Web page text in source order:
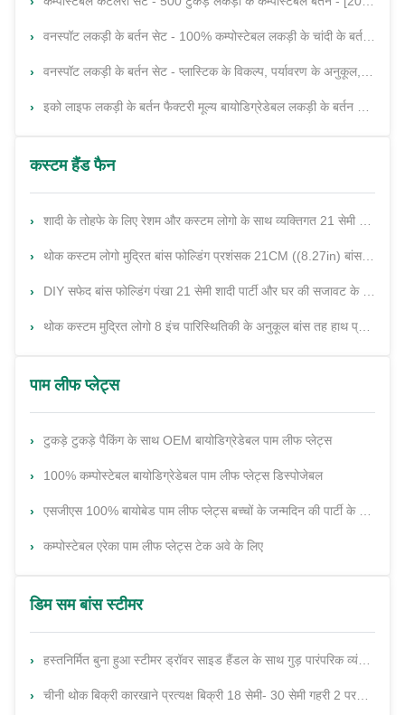
वनस्पॉट लकड़ी के बर्तन सेट - 100% कम्पोस्टेबल लकड़ी के चांदी के बर्तन 360 टुकड़े [120 कांटे, 120 चम्मच, 120 चाकू] - पुनः प्रयोज्य पार्टी बर्तन - लकड़ी के वनस्पॉट बर्तन - वनस्पॉट कांटे और चम्मच
वनस्पॉट लकड़ी के बर्तन सेट - प्लास्टिक के विकल्प, पर्यावरण के अनुकूल, जैवविघटनीय, कंपोस्टेबल बर्तन सेट - 50 लकड़ी के चम्मच, 50 लकड़ी के चाकू और 50 लकड़ी के कांटे वनस्पॉट बर्तन सेट
इको लाइफ लकड़ी के बर्तन फैक्टरी मूल्य बायोडिग्रेडेबल लकड़ी के बर्तन सेट रसोई लकड़ी के यात्रा बर्तन सेट
कस्टम हैंड फैन
शादी के तोहफे के लिए रेशम और कस्टम लोगो के साथ व्यक्तिगत 21 सेमी बांस फोल्डिंग हैंड फैन
थोक कस्टम लोगो मुद्रित बांस फोल्डिंग प्रशंसक 21CM ((8.27in) बांस और रेशम सामग्री के साथ हैंड क्रैंक प्रशंसक
DIY सफेद बांस फोल्डिंग पंखा 21 सेमी शादी पार्टी और घर की सजावट के लिए हाथ का पंखा
थोक कस्टम मुद्रित लोगो 8 इंच पारिस्थितिकी के अनुकूल बांस तह हाथ प्रशंसक शादी के लिए
पाम लीफ प्लेट्स
टुकड़े टुकड़े पैकिंग के साथ OEM बायोडिग्रेडेबल पाम लीफ प्लेट्स
100% कम्पोस्टेबल बायोडिग्रेडेबल पाम लीफ प्लेट्स डिस्पोजेबल
एसजीएस 100% बायोबेड पाम लीफ प्लेट्स बच्चों के जन्मदिन की पार्टी के लिए डिस्पोजेबल
कम्पोस्टेबल एरेका पाम लीफ प्लेट्स टेक अवे के लिए
डिम सम बांस स्टीमर
हस्तनिर्मित बुना हुआ स्टीमर ड्रॉवर साइड हैंडल के साथ गुड़ पारंपरिक व्यंजन बांस स्टीमर
चीनी थोक बिक्री कारखाने प्रत्यक्ष बिक्री 18 सेमी- 30 सेमी गहरी 2 परत रसोई ढक्कन के साथ बांस गोल भाप